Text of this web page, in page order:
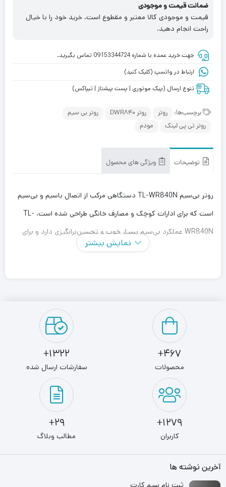
ضمانت قیمت و موجودی
قیمت و موجودی کالا معتبر و مقطوع است. خرید خود را با خیال
راحت انجام دهید.
جهت خرید عمده با شماره 09153344724 تماس بگیرید.
ارتباط در واتسپ (کلیک کنید)
تنوع ارسال (پیک موتوری | پست پیشتاز | تیپاکس)
برچسب‌ها: روتر روتر DWR840
روتر بی سیم
روتر تی پی لینک
مودم
توضیحات ویژگی های محصول
روتر بی‌سیم TL-WR840N دستگاهی مرکب از اتصال باسیم و بی‌سیم
است که برای ادارات کوچک و مصارف خانگی طراحی شده است. TL-
WR840N عملکرد بی‌سیم بسیار خوب و تحسین‌برانگیزی دارد و برای
استریم کردن ویدیو، تماس‌های VoIP و بازی‌های آنلاین بسیار مناسب
(فناوری کانال آزاد) به‌صورت خودکار از تداخل سیگنال با دستگاه‌های
دیگر جلوگیری می‌کند و از این طریق عملکرد بی‌سیم را بهبود می‌بخشد.
همچنین ادمین شبکه می‌تواند با استفاده از قابلیت QoS میزان پهنای
باند به هر کامپیوتر را تعیین کند. نصب این روتر بسیار آسان بوده و با
استفاده از Wizard های در نظر گرفته شده در مدتی کوتاه نصب‌شده و
نمایش بیشتر
467+
محصولات
1322+
سفارشات ارسال شده
1279+
کاربران
29+
مطالب وبلاگ
آخرین نوشته ها
ثبت نام سیم کارت